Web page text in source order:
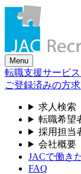
Skip
content
Menu
転職支援サービ
ご登録済みの方
求人検索
転職希望
採用担当
会社概要
JACで働き
FAQ